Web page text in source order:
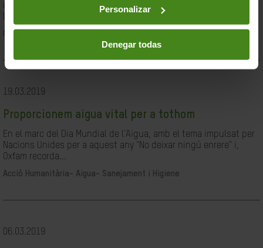
Personalizar
Denegar todas
desenvolupat una eina d'anàlisi estructural de les causes de
la...
Ciutadania- Governabilitat i Drets Humans
19.03.2019
Proporcionem aigua vital per a tothom
En el marc del Dia Mundial de l'Aigua, amb el tema impulsat per
Nacions Unides per a aquest any "No deixar ningú enrere" i,
Oxfam recorda...
Acció Humanitària- Aigua- Sanejament i Higiene
06.03.2019